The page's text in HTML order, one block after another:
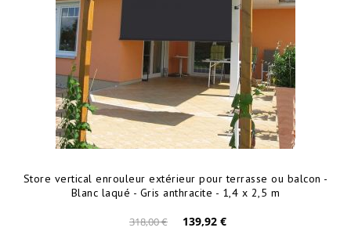
Store vertical enrouleur extérieur pour terrasse ou balcon -
Blanc laqué - Gris anthracite - 1,4 x 2,5 m
318,00 € 139,92 €